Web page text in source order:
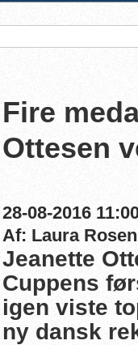
Fire
Ottesen
28-08-2016
Af: Laura
Jeanette
Cuppens
igen viste
ny dansk